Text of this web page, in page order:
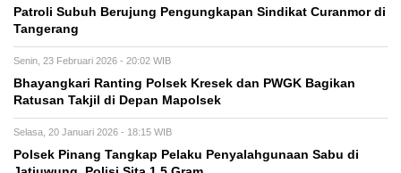
Patroli Subuh Berujung Pengungkapan Sindikat Curanmor di
Tangerang
Senin, 23 Februari 2026 - 20:02 WIB
Bhayangkari Ranting Polsek Kresek dan PWGK Bagikan
Ratusan Takjil di Depan Mapolsek
Selasa, 20 Januari 2026 - 18:15 WIB
Polsek Pinang Tangkap Pelaku Penyalahgunaan Sabu di